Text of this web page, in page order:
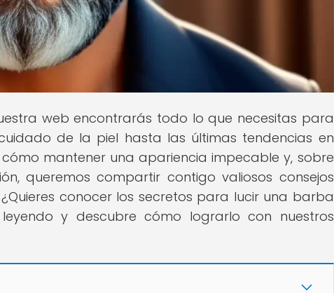
web encontrarás todo lo que necesitas para
de la piel hasta las últimas tendencias en
mantener una apariencia impecable y, sobre
queremos compartir contigo valiosos consejos
conocer los secretos para lucir una barba
y descubre cómo lograrlo con nuestros